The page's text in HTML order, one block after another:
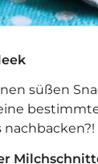
süßen